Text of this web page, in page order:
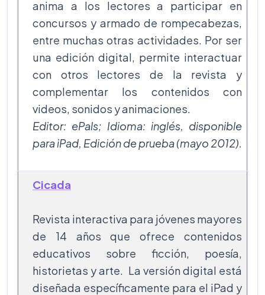
anima a los lectores a participar en
concursos y armado de rompecabezas,
entre muchas otras actividades. Por ser
una edición digital, permite interactuar
con otros lectores de la revista y
complementar los contenidos con
videos, sonidos y animaciones.
Editor: ePals; Idioma: inglés, disponible
para iPad, Edición de prueba (mayo 2012).
Cicada
Revista interactiva para jóvenes mayores
de 14 años que ofrece contenidos
educativos sobre ficción, poesía,
historietas y arte. La versión digital está
diseñada específicamente para el iPad y